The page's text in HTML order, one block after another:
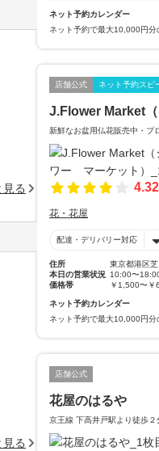
ネット予約カレンダー
ネット予約で最大10,000円分
店舗公式 ネット予約スピ
J.Flower Market
新鮮なお盆用仏花販売中・プ
4.32
花・花屋
配達・デリバリー対応
住所
東京都港区
本日の営業状況 10:00〜
価格帯
￥1,500〜￥
ネット予約カレンダー
ネット予約で最大10,000円分
店舗公式
花屋のはるや
京王線 下高井戸駅より徒歩２
見る
見る